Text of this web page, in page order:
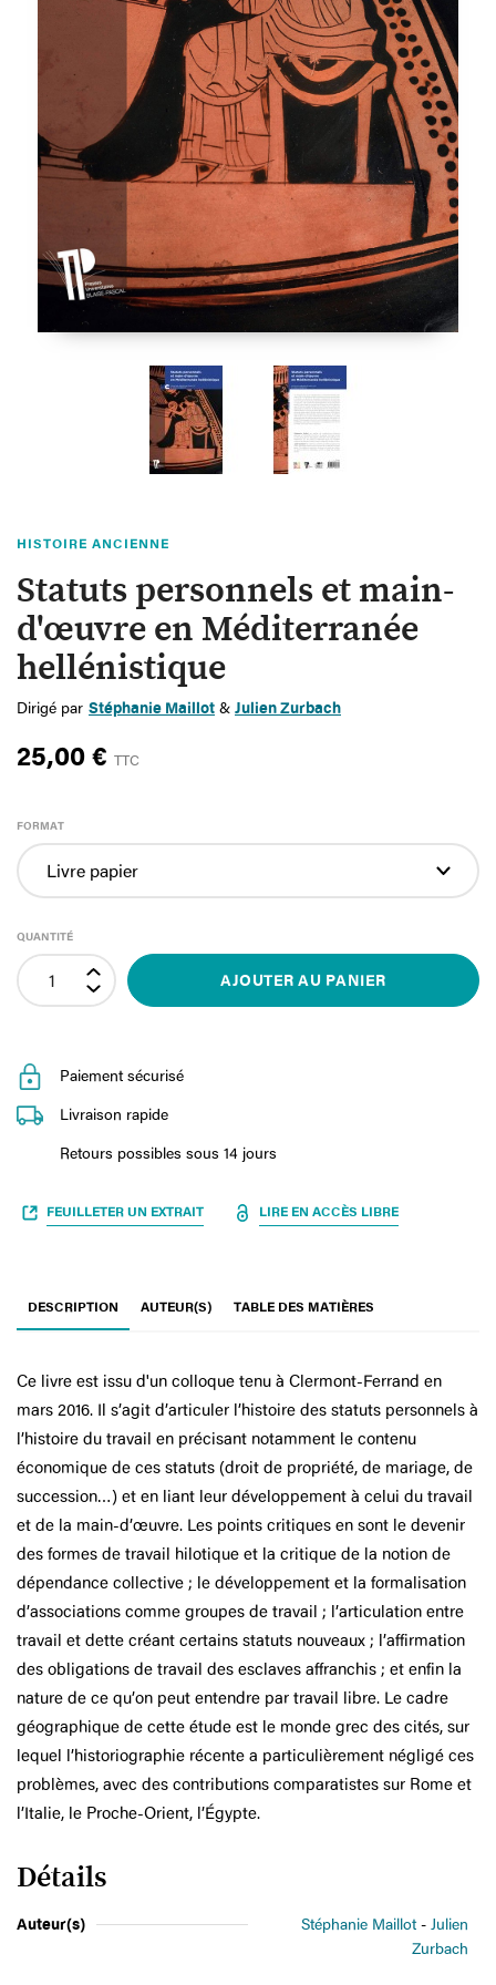
HISTOIRE ANCIENNE
Statuts personnels et main-
d'œuvre en Méditerranée
hellénistique
Dirigé par Stéphanie Maillot & Julien Zurbach
25,00 € TTC
FORMAT
QUANTITÉ
AJOUTER AU PANIER
Paiement sécurisé
Livraison rapide
Retours possibles sous 14 jours
FEUILLETER UN EXTRAIT LIRE EN ACCÈS LIBRE
DESCRIPTION AUTEUR(S) TABLE DES MATIÈRES
Ce livre est issu d'un colloque tenu à Clermont-Ferrand en
mars 2016. Il s’agit d’articuler l’histoire des statuts personnels à
l’histoire du travail en précisant notamment le contenu
économique de ces statuts (droit de propriété, de mariage, de
succession…) et en liant leur développement à celui du travail
et de la main-d’œuvre. Les points critiques en sont le devenir
des formes de travail hilotique et la critique de la notion de
dépendance collective ; le développement et la formalisation
d’associations comme groupes de travail ; l’articulation entre
travail et dette créant certains statuts nouveaux ; l’affirmation
des obligations de travail des esclaves affranchis ; et enfin la
nature de ce qu’on peut entendre par travail libre. Le cadre
géographique de cette étude est le monde grec des cités, sur
lequel l’historiographie récente a particulièrement négligé ces
problèmes, avec des contributions comparatistes sur Rome et
l’Italie, le Proche-Orient, l’Égypte.
Détails
Auteur(s) Stéphanie Maillot
Julien
Zurbach